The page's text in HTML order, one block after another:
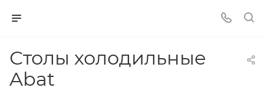
Столы холодильные
Abat